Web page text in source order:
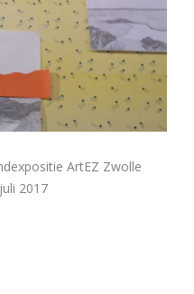
ArtEZ Zwolle
2017